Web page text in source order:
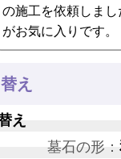
の施工を依頼しま
がお気に入りです。
え
え
墓石の形：